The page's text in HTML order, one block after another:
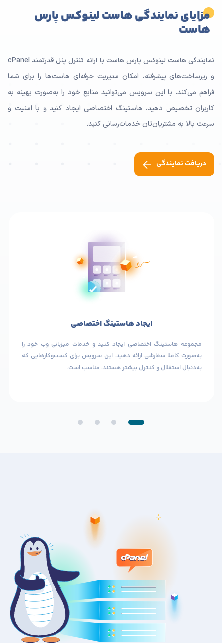
مزایای نمایندگی هاست لینوکس پارس
هاست
نمایندگی هاست لینوکس پارس هاست با ارائه کنترل پنل قدرتمند cPanel
و زیرساخت‌های پیشرفته، امکان مدیریت حرفه‌ای هاست‌ها را برای شما
فراهم می‌کند. با این سرویس می‌توانید منابع خود را به‌صورت بهینه به
کاربران تخصیص دهید، هاستینگ اختصاصی ایجاد کنید و با امنیت و
سرعت بالا به مشتریان‌تان خدما‌ت‌رسانی کنید.
دریافت نمایندگی
ایجاد هاستینگ اختصاصی
مجموعه هاستینگ اختصاصی ایجاد کنید و خدمات میزبانی وب خود را
به‌صورت کاملا سفارشی ارائه دهید. این سرویس برای کسب‌وکارهایی که
به‌دنبال استقلال و کنترل بیشتر هستند، مناسب است.